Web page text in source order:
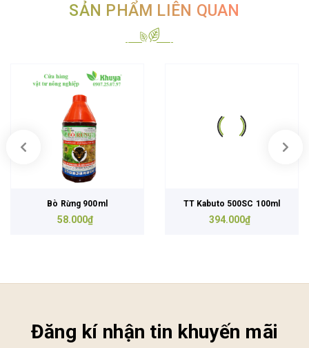
SẢN PHẨM LIÊN QUAN
Bò Rừng 900ml
58.000₫
TT Kabuto 500SC 100ml
394.000₫
Đăng kí nhận tin khuyến mãi